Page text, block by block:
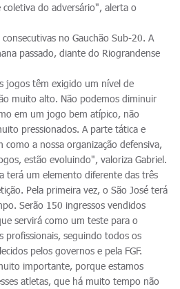
do adversário", alerta o
no Gauchão Sub-20. A
passado, diante do Riograndense
jogos têm exigido um nível de
muito alto. Não podemos diminuir
em um jogo bem atípico, não
pressionados. A parte tática e
como a nossa organização defensiva,
estão evoluindo", valoriza Gabriel.
terá um elemento diferente das três
Pela primeira vez, o São José terá
Serão 150 ingressos vendidos
servirá como um teste para o
profissionais, seguindo todos os
pelos governos e pela FGF.
importante, porque estamos
atletas, que há muito tempo não